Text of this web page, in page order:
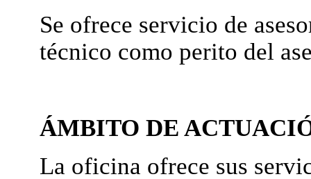
Se ofrece servicio de
técnico como perito del
ÁMBITO DE
La oficina ofrece sus